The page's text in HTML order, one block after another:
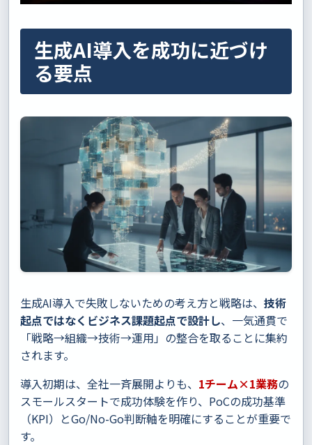
生成AI導入を成功に近づけ
る要点
生成AI導入で失敗しないための考え方と戦略は、 技術
起点ではなくビジネス課題起点で設計し、一気通貫で
「戦略→組織→技術→運用」の整合を取ることに集約
されます。
導入初期は、全社一斉展開よりも、 1チーム×1業務の
スモールスタートで成功体験を作り、PoCの成功基準
（KPI）とGo/No-Go判断軸を明確にすることが重要で
す。